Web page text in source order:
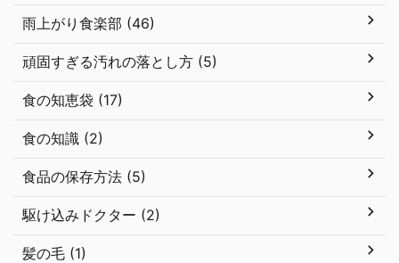
雨上がり食楽部 (46)
頑固すぎる汚れの落とし方 (5)
食の知恵袋 (17)
食の知識 (2)
食品の保存方法 (5)
駆け込みドクター (2)
髪の毛 (1)